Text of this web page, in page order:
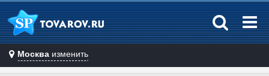
Москва изменить